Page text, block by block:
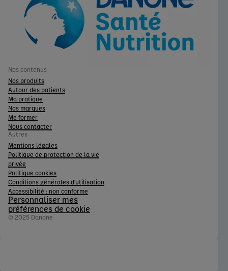
Nos contenus
Nos produits
Autour des patients
Ma pratique
Nos marques
Me former
Nous contacter
Autres
Mentions légales
Politique de protection de la vie
privée
Politique cookies
Conditions générales d'utilisation
Accessibilité : non conforme
Personnaliser mes
préférences de cookie
© 2025 Danone